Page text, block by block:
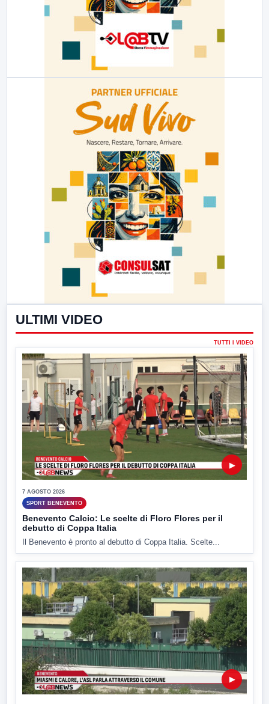
ULTIMI VIDEO
TUTTI I VIDEO
▶
7 AGOSTO 2026
SPORT BENEVENTO
Benevento Calcio: Le scelte di Floro Flores per il
debutto di Coppa Italia
Il Benevento è pronto al debutto di Coppa Italia. Scelte...
▶